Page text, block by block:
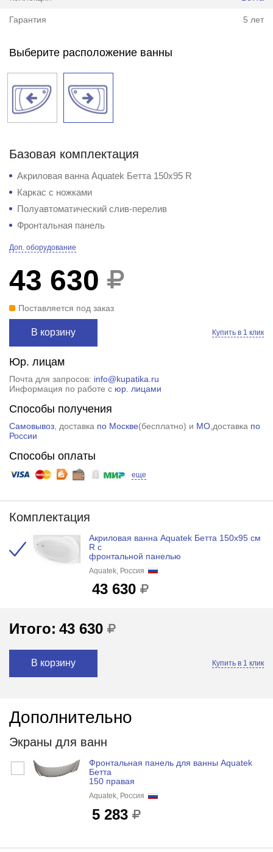
Гарантия 5 лет
Выберите расположение ванны
Базовая комплектация
Акриловая ванна Aquatek Бетта 150х95 R
Каркас с ножками
Полуавтоматический слив-перелив
Фронтальная панель
Доп. оборудование
43 630
Поставляется под заказ
В корзину Купить в 1 клик
Юр. лицам
Почта для запросов: info@kupatika.ru
Информация по работе с юр. лицами
Способы получения
Самовывоз, доставка по Москве(бесплатно) и МО,доставка по
России
Способы оплаты
еще
Комплектация
Акриловая ванна Aquatek Бетта 150х95 см
R с
фронтальной панелью
Aquatek, Россия
43 630
Итого: 43 630
В корзину Купить в 1 клик
Дополнительно
Экраны для ванн
Фронтальная панель для ванны Aquatek
Бетта
150 правая
Aquatek, Россия
5 283